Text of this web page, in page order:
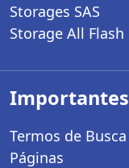
Storages SAS
Storage All Flash
Importantes
Termos de Busca
Páginas